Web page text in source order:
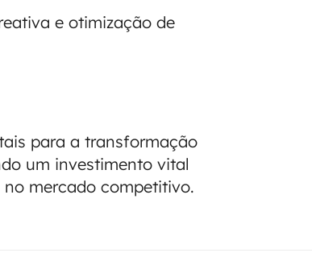
e otimização de
para a transformação
um investimento vital
mercado competitivo.